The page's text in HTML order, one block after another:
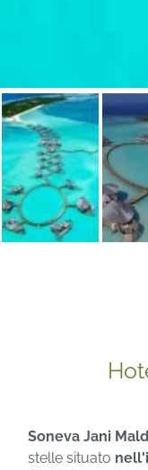
Soneva Jani
stelle situato